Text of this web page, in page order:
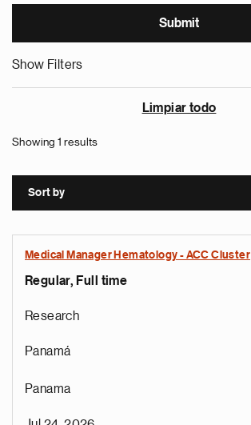
Show Filters
Limpiar todo
Showing 1 results
Sort by
Medical Manager Hematology - ACC Cluster
Regular, Full time
Research
Panamá
Panama